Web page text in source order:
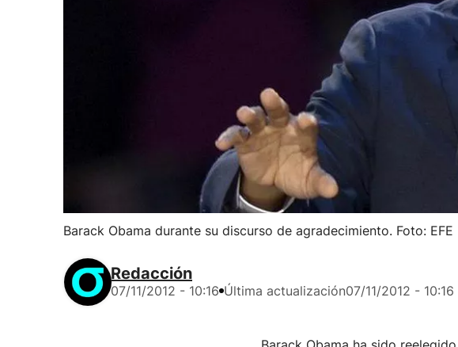
Barack Obama durante su discurso de agradecimiento. Foto: EFE
Redacción
07/11/2012 - 10:16 Última actualización07/11/2012 - 10:16